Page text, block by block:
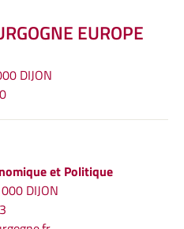
EUROPE
DIJON
et Politique
DIJON